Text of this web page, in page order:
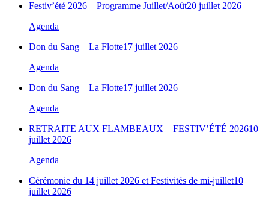
Festiv’été 2026 – Programme Juillet/Août20 juillet 2026
Agenda
Don du Sang – La Flotte17 juillet 2026
Agenda
Don du Sang – La Flotte17 juillet 2026
Agenda
RETRAITE AUX FLAMBEAUX – FESTIV’ÉTÉ 202610
juillet 2026
Agenda
Cérémonie du 14 juillet 2026 et Festivités de mi-juillet10
juillet 2026